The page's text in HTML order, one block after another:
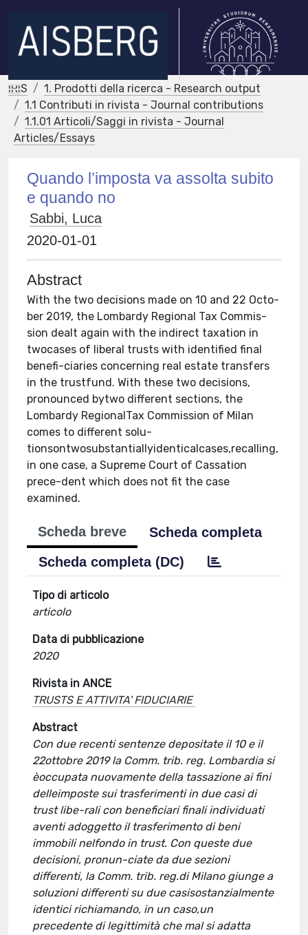
IRIS
1. Prodotti della ricerca - Research output
1.1 Contributi in rivista - Journal contributions
1.1.01 Articoli/Saggi in rivista - Journal
Articles/Essays
Quando l’imposta va assolta subito
e quando no
Sabbi, Luca
2020-01-01
Abstract
With the two decisions made on 10 and 22 Octo-
ber 2019, the Lombardy Regional Tax Commis-
sion dealt again with the indirect taxation in
twocases of liberal trusts with identified final
benefi-ciaries concerning real estate transfers
in the trustfund. With these two decisions,
pronounced bytwo different sections, the
Lombardy RegionalTax Commission of Milan
comes to different solu-
tionsontwosubstantiallyidenticalcases,recalling,
in one case, a Supreme Court of Cassation
prece-dent which does not fit the case
examined.
Scheda breve
Scheda completa
Scheda completa (DC)
Tipo di articolo
articolo
Data di pubblicazione
2020
Rivista in ANCE
TRUSTS E ATTIVITA' FIDUCIARIE
Abstract
Con due recenti sentenze depositate il 10 e il
22ottobre 2019 la Comm. trib. reg. Lombardia si
èoccupata nuovamente della tassazione ai fini
delleimposte sui trasferimenti in due casi di
trust libe-rali con beneficiari finali individuati
aventi adoggetto il trasferimento di beni
immobili nelfondo in trust. Con queste due
decisioni, pronun-ciate da due sezioni
differenti, la Comm. trib. reg.di Milano giunge a
soluzioni differenti su due casisostanzialmente
identici richiamando, in un caso,un
precedente di legittimità che mal si adatta